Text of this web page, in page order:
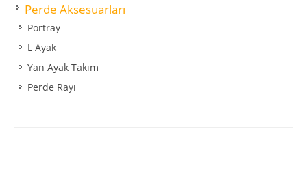
Perde Aksesuarları
Portray
L Ayak
Yan Ayak Takım
Perde Rayı